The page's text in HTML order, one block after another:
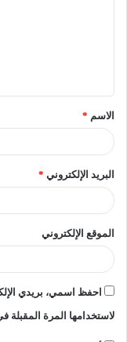
ق
*
الاسم *
البريد الإلكتروني *
الموقع الإلكتروني
احفظ اسمي، بريدي
لاستخدامها المرة المقبلة